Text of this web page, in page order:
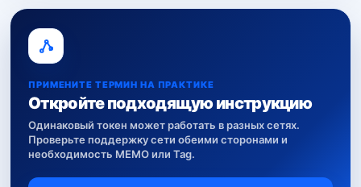
ПРИМЕНИТЕ ТЕРМИН НА ПРАКТИКЕ
Откройте подходящую инструкцию
Одинаковый токен может работать в разных сетях.
Проверьте поддержку сети обеими сторонами и
необходимость MEMO или Tag.